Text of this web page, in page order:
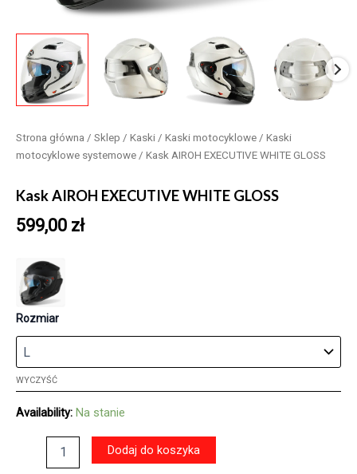
Strona główna / Sklep / Kaski / Kaski motocyklowe / Kaski
motocyklowe systemowe / Kask AIROH EXECUTIVE WHITE GLOSS
Kask AIROH EXECUTIVE WHITE GLOSS
599,00 zł
Rozmiar
WYCZYŚĆ
Availability: Na stanie
Dodaj do koszyka